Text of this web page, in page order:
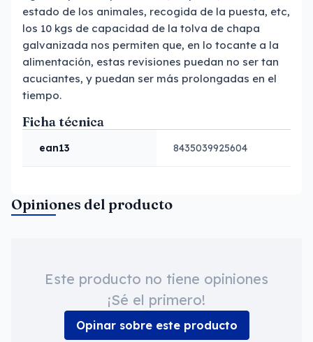
estado de los animales, recogida de la puesta, etc,
los 10 kgs de capacidad de la tolva de chapa
galvanizada nos permiten que, en lo tocante a la
alimentación, estas revisiones puedan no ser tan
acuciantes, y puedan ser más prolongadas en el
tiempo.
Ficha técnica
ean13 8435039925604
Opiniones del producto
Este producto no tiene opiniones
¡Sé el primero!
Opinar sobre este producto